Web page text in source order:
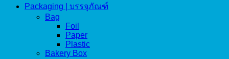
Packaging | บรรจุภัณฑ์
Bag
Foil
Paper
Plastic
Bakery Box